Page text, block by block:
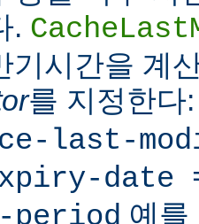
.
기시간을 계
를 지정한
last-
date
period 예를